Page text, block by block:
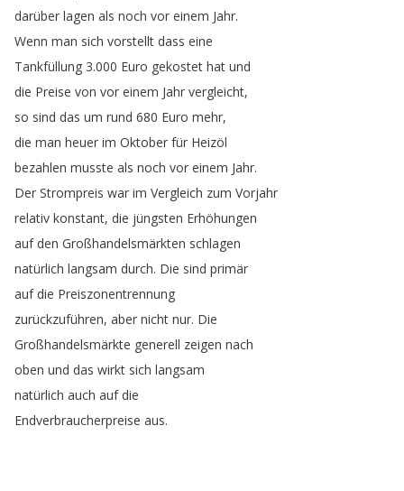
darüber lagen als noch vor einem Jahr.
Wenn man sich vorstellt dass eine
Tankfüllung 3.000 Euro gekostet hat und
die Preise von vor einem Jahr vergleicht,
so sind das um rund 680 Euro mehr,
die man heuer im Oktober für Heizöl
bezahlen musste als noch vor einem Jahr.
Der Strompreis war im Vergleich zum Vorjahr
relativ konstant, die jüngsten Erhöhungen
auf den Großhandelsmärkten schlagen
natürlich langsam durch. Die sind primär
auf die Preiszonentrennung
zurückzuführen, aber nicht nur. Die
Großhandelsmärkte generell zeigen nach
oben und das wirkt sich langsam
natürlich auch auf die
Endverbraucherpreise aus.